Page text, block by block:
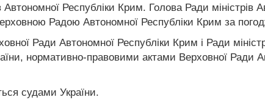
Республіки Крим. Голова Ради міністрів
Радою Автономної Республіки Крим за
Ради Автономної Республіки Крим і Ради
нормативно-правовими актами Верховної Ради
судами України.